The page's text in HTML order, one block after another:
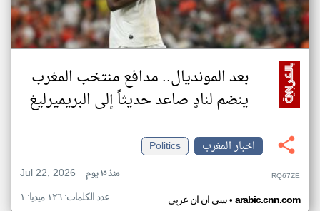
بعد المونديال.. مدافع منتخب المغرب
ينضم لنادٍ صاعد حديثاً إلى البريميرليغ
اخبار المغرب
Politics
Jul 22, 2026
منذ ١٥ يوم RQ67ZE
سي ان ان عربي• arabic.cnn.com عدد الكلمات: ١٢٦ ميديا: ١